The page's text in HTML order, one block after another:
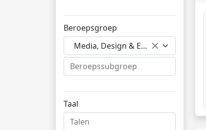
Beroepsgroep
Media, Design & Entertainment
Taal